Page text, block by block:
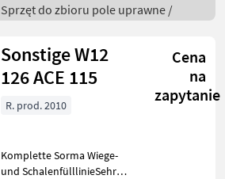
von Kartoffeln, Zwiebeln
und ähnlichen
Traktor
Sprzęt do zbioru pole uprawne /
Sonstige W12
126 ACE 115
Cena
na
zapytanie
R. prod. 2010
Komplette Sorma Wiege-
und SchalenfülllinieSehr